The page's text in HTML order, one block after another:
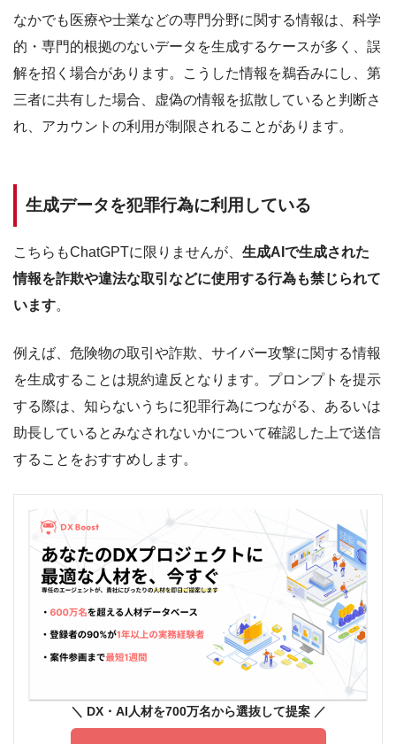
なかでも医療や士業などの専門分野に関する情報は、科学
的・専門的根拠のないデータを生成するケースが多く、誤
解を招く場合があります。こうした情報を鵜呑みにし、第
三者に共有した場合、虚偽の情報を拡散していると判断さ
れ、アカウントの利用が制限されることがあります。
生成データを犯罪行為に利用している
こちらもChatGPTに限りませんが、 生成AIで生成された
情報を詐欺や違法な取引などに使用する行為も禁じられて
います。
例えば、危険物の取引や詐欺、サイバー攻撃に関する情報
を生成することは規約違反となります。プロンプトを提示
する際は、知らないうちに犯罪行為につながる、あるいは
助長しているとみなされないかについて確認した上で送信
することをおすすめします。
＼ DX・AI人材を700万名から選抜して提案／